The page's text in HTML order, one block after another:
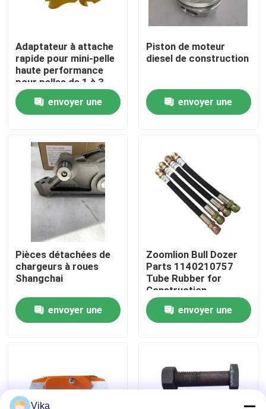
Aperçu
Produits
A propos de nous
Visite d'usine
Contrôle de la qualité
Contact
Pièces de rechange Cummins
Adaptateur à attache
rapide pour mini-pelle
haute performance
pour pelles de 1 à 3
tonnes
envoyer une
Piston de moteur
diesel de construction
envoyer une
Pièces détachées de
chargeurs à roues
Shangchai
envoyer une
Zoomlion Bull Dozer
Parts 1140210757
Tube Rubber for
Construction
Machinery Maintaining
envoyer une
Vika